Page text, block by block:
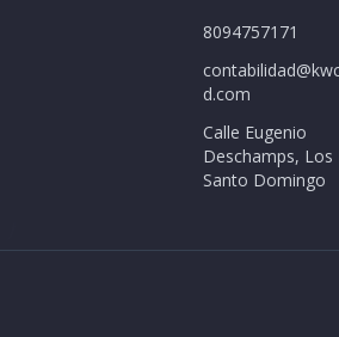
8094757171
d.com
Calle Eugenio
Deschamps, Los
Santo Domingo